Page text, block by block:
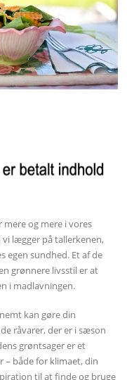
og mere i vores
vi lægger på tallerkenen,
egen sundhed. Et af de
grønnere livsstil er at
i madlavningen.
kan gøre din
råvarer, der er i sæson
grøntsager er et
– både for klimaet, din
til at finde og bruge